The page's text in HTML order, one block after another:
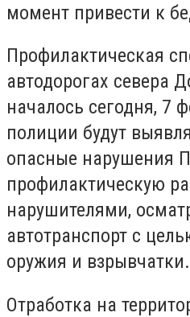
момент привести к
Профилактическая
автодорогах севера
началось сегодня, 7
полиции будут
опасные нарушения
профилактическую
нарушителями,
автотранспорт с
оружия и взрывчатки.
Отработка на